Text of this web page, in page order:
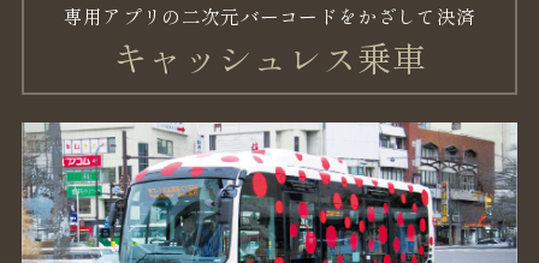
専用アプリの二次元バーコードを かざして決済
キャッシュレス乗車